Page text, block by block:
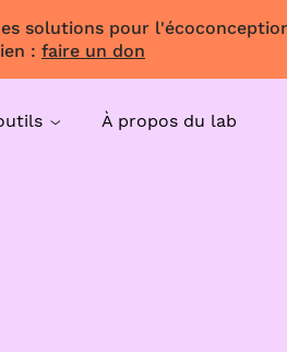
solutions pour
: faire un don
À propos du lab